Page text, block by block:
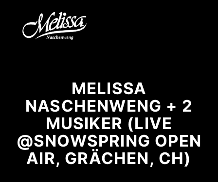
MELISSA
NASCHENWENG + 2
MUSIKER (LIVE
@SNOWSPRING OPEN
AIR, GRÄCHEN, CH)